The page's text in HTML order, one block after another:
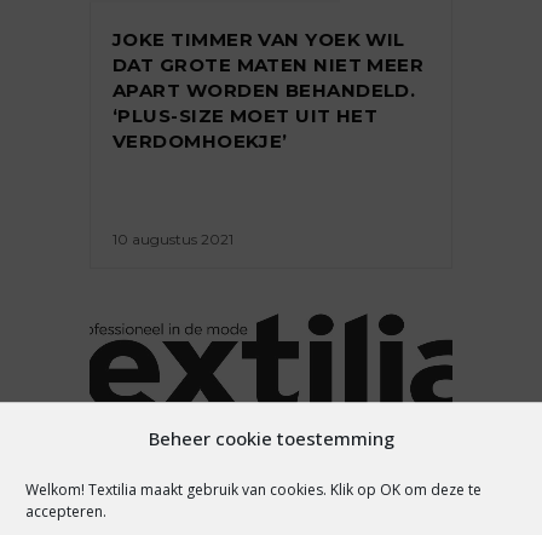
Beheer cookie toestemming
Welkom! Textilia maakt gebruik van cookies. Klik op OK om deze te
accepteren.
JOKE TIMMER VAN YOEK WIL
DAT GROTE MATEN NIET MEER
APART WORDEN BEHANDELD.
‘PLUS-SIZE MOET UIT HET
VERDOMHOEKJE’
10 augustus 2021
BREIDT UIT